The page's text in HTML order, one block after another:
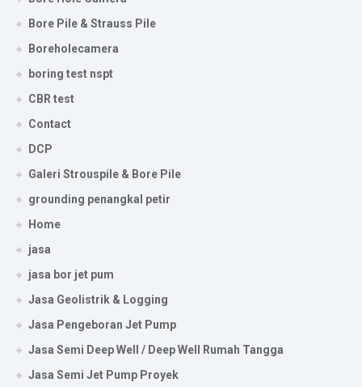
Bore Pile & Strauss Pile
Boreholecamera
boring test nspt
CBR test
Contact
DCP
Galeri Strouspile & Bore Pile
grounding penangkal petir
Home
jasa
jasa bor jet pum
Jasa Geolistrik & Logging
Jasa Pengeboran Jet Pump
Jasa Semi Deep Well / Deep Well Rumah Tangga
Jasa Semi Jet Pump Proyek